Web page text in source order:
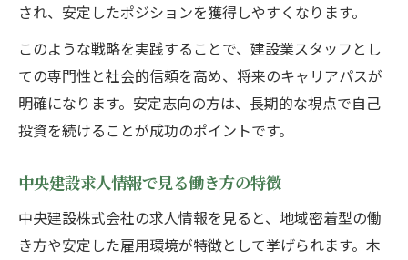
され、安定したポジションを獲得しやすくなります。
このような戦略を実践することで、建設業スタッフとし
ての専門性と社会的信頼を高め、将来のキャリアパスが
明確になります。安定志向の方は、長期的な視点で自己
投資を続けることが成功のポイントです。
中央建設求人情報で見る働き方の特徴
中央建設株式会社の求人情報を見ると、地域密着型の働
き方や安定した雇用環境が特徴として挙げられます。木